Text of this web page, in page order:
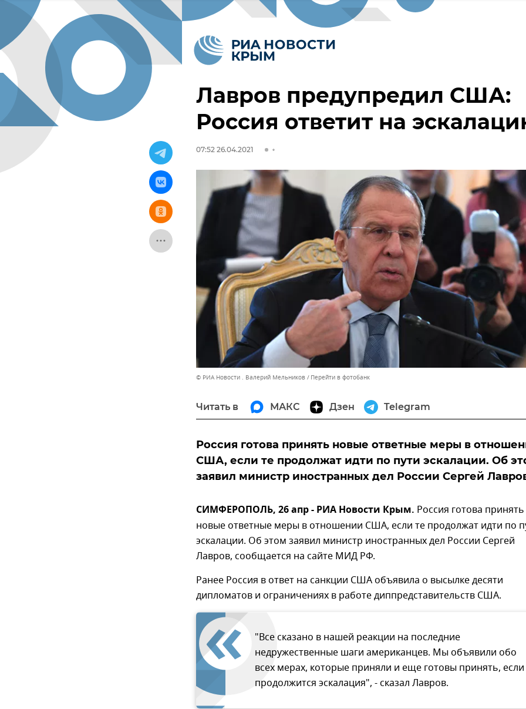
Лавров предупредил США:
Россия ответит на
07:52 26.04.2021
© РИА Новости . Валерий Мельников Перейти в фотобанк
Читать в МАКС Дзен Telegram
Россия готова принять новые ответные меры в
США, если те продолжат идти по пути эскалации. Об
заявил министр иностранных дел России Сергей
СИМФЕРОПОЛЬ, 26 апр - РИА Новости Крым. Россия готова принять
новые ответные меры в отношении США, если те продолжат идти по
эскалации. Об этом заявил министр иностранных дел России Сергей
Лавров, сообщается на сайте МИД РФ.
Ранее Россия в ответ на санкции США объявила о высылке десяти
дипломатов и ограничениях в работе диппредставительств США.
"Все сказано в нашей реакции на последние
недружественные шаги американцев. Мы объявили обо
всех мерах, которые приняли и еще готовы принять, если
продолжится эскалация", - сказал Лавров.